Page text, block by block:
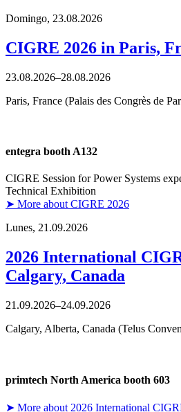
Domingo, 23.08.2026
CIGRE 2026 in Paris,
23.08.2026–28.08.2026
Paris, France (Palais des Congrès de
entegra booth A132
CIGRE Session for Power Systems
Technical Exhibition
➤ More about CIGRE 2026
Lunes, 21.09.2026
2026 International
Calgary, Canada
21.09.2026–24.09.2026
Calgary, Alberta, Canada (Telus
primtech North America booth 603
➤ More about 2026 International